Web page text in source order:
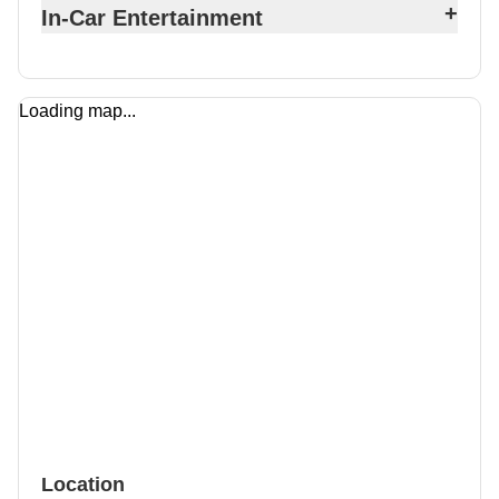
In-Car Entertainment +
Loading map...
Location